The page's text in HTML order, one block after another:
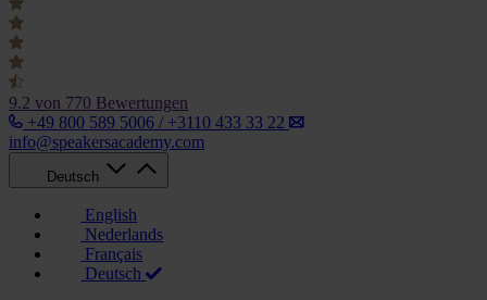
9.2 von 770 Bewertungen
+49 800 589 5006 / +3110 433 33 22
info@speakersacademy.com
Deutsch
English
Nederlands
Français
Deutsch